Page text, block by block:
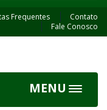
Frequentes
Contato
Fale Conosco
MENU
Toggle